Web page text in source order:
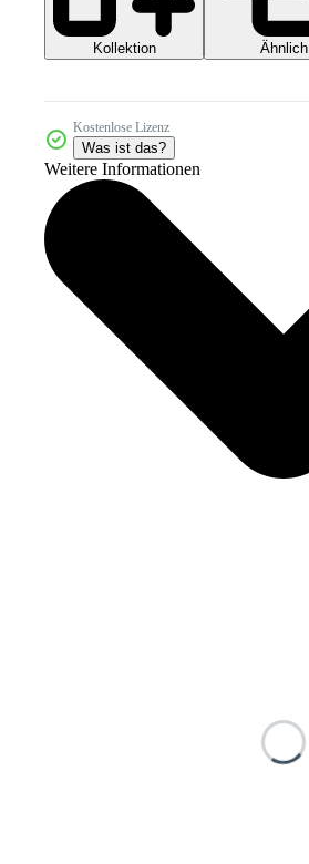
Kollektion Ähnlich
Kostenlose Lizenz
Was ist das?
Weitere Informationen